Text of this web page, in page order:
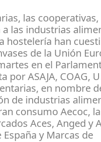
las cooperativas,
las industrias
hostelería han
de la Unión
en el
por ASAJA, COAG,
en nombre
de industrias
consumo Aecoc,
Aces, Anged y
y Marcas de